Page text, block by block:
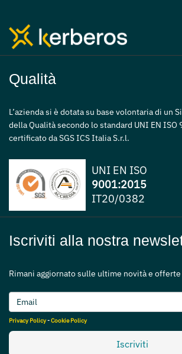
Qualità
L’azienda si è dotata su base volontaria di un
della Qualità secondo lo standard UNI EN ISO
certificato da SGS ICS Italia S.r.l.
UNI EN ISO
9001:2015
IT20/0382
Iscriviti alla nostra
Rimani aggiornato sulle ultime novità e
Privacy Policy-Cookie Policy
Iscriviti